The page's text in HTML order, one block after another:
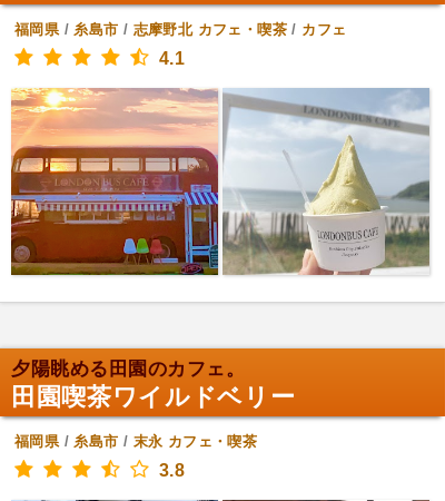
福岡県/糸島市 / 志摩野北 カフェ・喫茶/ カフェ
4.1
夕陽眺める田園のカフェ。
田園喫茶ワイルドベリー
福岡県/糸島市 / 末永 カフェ・喫茶
3.8